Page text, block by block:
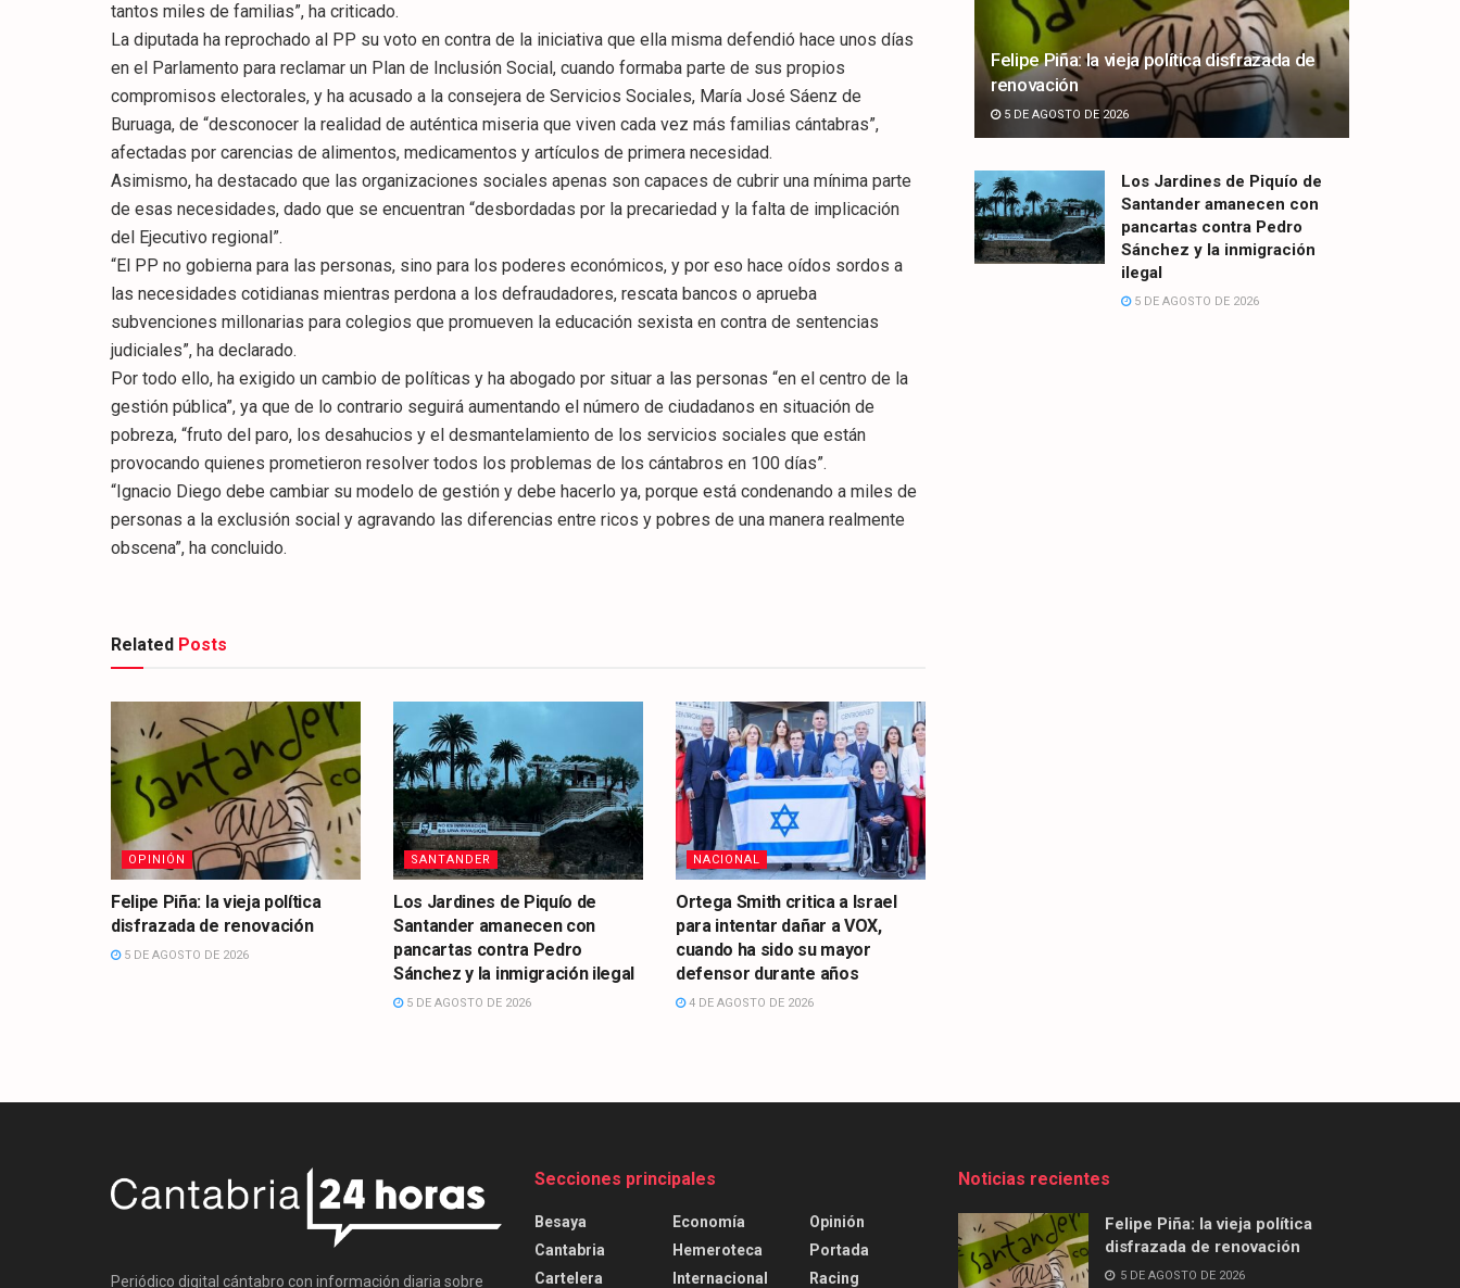
tantos miles de familias”, ha criticado.
La diputada ha reprochado al PP su voto en contra de la iniciativa que ella misma defendió hace unos días
en el Parlamento para reclamar un Plan de Inclusión Social, cuando formaba parte de sus propios
compromisos electorales, y ha acusado a la consejera de Servicios Sociales, María José Sáenz de
Buruaga, de “desconocer la realidad de auténtica miseria que viven cada vez más familias cántabras”,
afectadas por carencias de alimentos, medicamentos y artículos de primera necesidad.
Asimismo, ha destacado que las organizaciones sociales apenas son capaces de cubrir una mínima parte
de esas necesidades, dado que se encuentran “desbordadas por la precariedad y la falta de implicación
del Ejecutivo regional”.
“El PP no gobierna para las personas, sino para los poderes económicos, y por eso hace oídos sordos a
las necesidades cotidianas mientras perdona a los defraudadores, rescata bancos o aprueba
subvenciones millonarias para colegios que promueven la educación sexista en contra de sentencias
judiciales”, ha declarado.
Por todo ello, ha exigido un cambio de políticas y ha abogado por situar a las personas “en el centro de la
gestión pública”, ya que de lo contrario seguirá aumentando el número de ciudadanos en situación de
pobreza, “fruto del paro, los desahucios y el desmantelamiento de los servicios sociales que están
provocando quienes prometieron resolver todos los problemas de los cántabros en 100 días”.
“Ignacio Diego debe cambiar su modelo de gestión y debe hacerlo ya, porque está condenando a miles de
personas a la exclusión social y agravando las diferencias entre ricos y pobres de una manera realmente
obscena”, ha concluido.
Related Posts
OPINIÓN
Felipe Piña: la vieja política
disfrazada de renovación
5 DE AGOSTO DE 2026
SANTANDER
Los Jardines de Piquío de
Santander amanecen con
pancartas contra Pedro
Sánchez y la inmigración ilegal
5 DE AGOSTO DE 2026
NACIONAL
Ortega Smith critica a Israel
para intentar dañar a VOX,
cuando ha sido su mayor
defensor durante años
4 DE AGOSTO DE 2026
Felipe Piña: la vieja política disfrazada de
renovación
5 DE AGOSTO DE 2026
Los Jardines de Piquío de
Santander amanecen con
pancartas contra Pedro
Sánchez y la inmigración
ilegal
5 DE AGOSTO DE 2026
Periódico digital cántabro con información diaria sobre
Secciones principales
Besaya
Cantabria
Cartelera
Economía
Hemeroteca
Internacional
Opinión
Portada
Racing
Noticias recientes
Felipe Piña: la vieja política
disfrazada de renovación
5 DE AGOSTO DE 2026